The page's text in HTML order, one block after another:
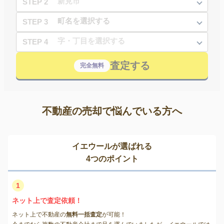
STEP 2
STEP 3
STEP 4
完全無料 査定する
不動産の売却で悩んでいる方へ
イエウールが選ばれる
4つのポイント
1
ネット上で査定依頼！
ネット上で不動産の無料一括査定が可能！